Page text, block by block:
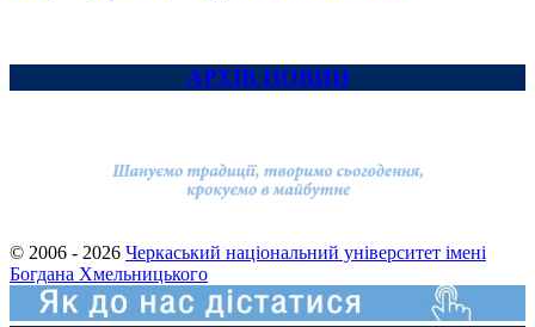
АРХІВ НОВИН
© 2006 - 2026 Черкаський національний університет імені
Богдана Хмельницького